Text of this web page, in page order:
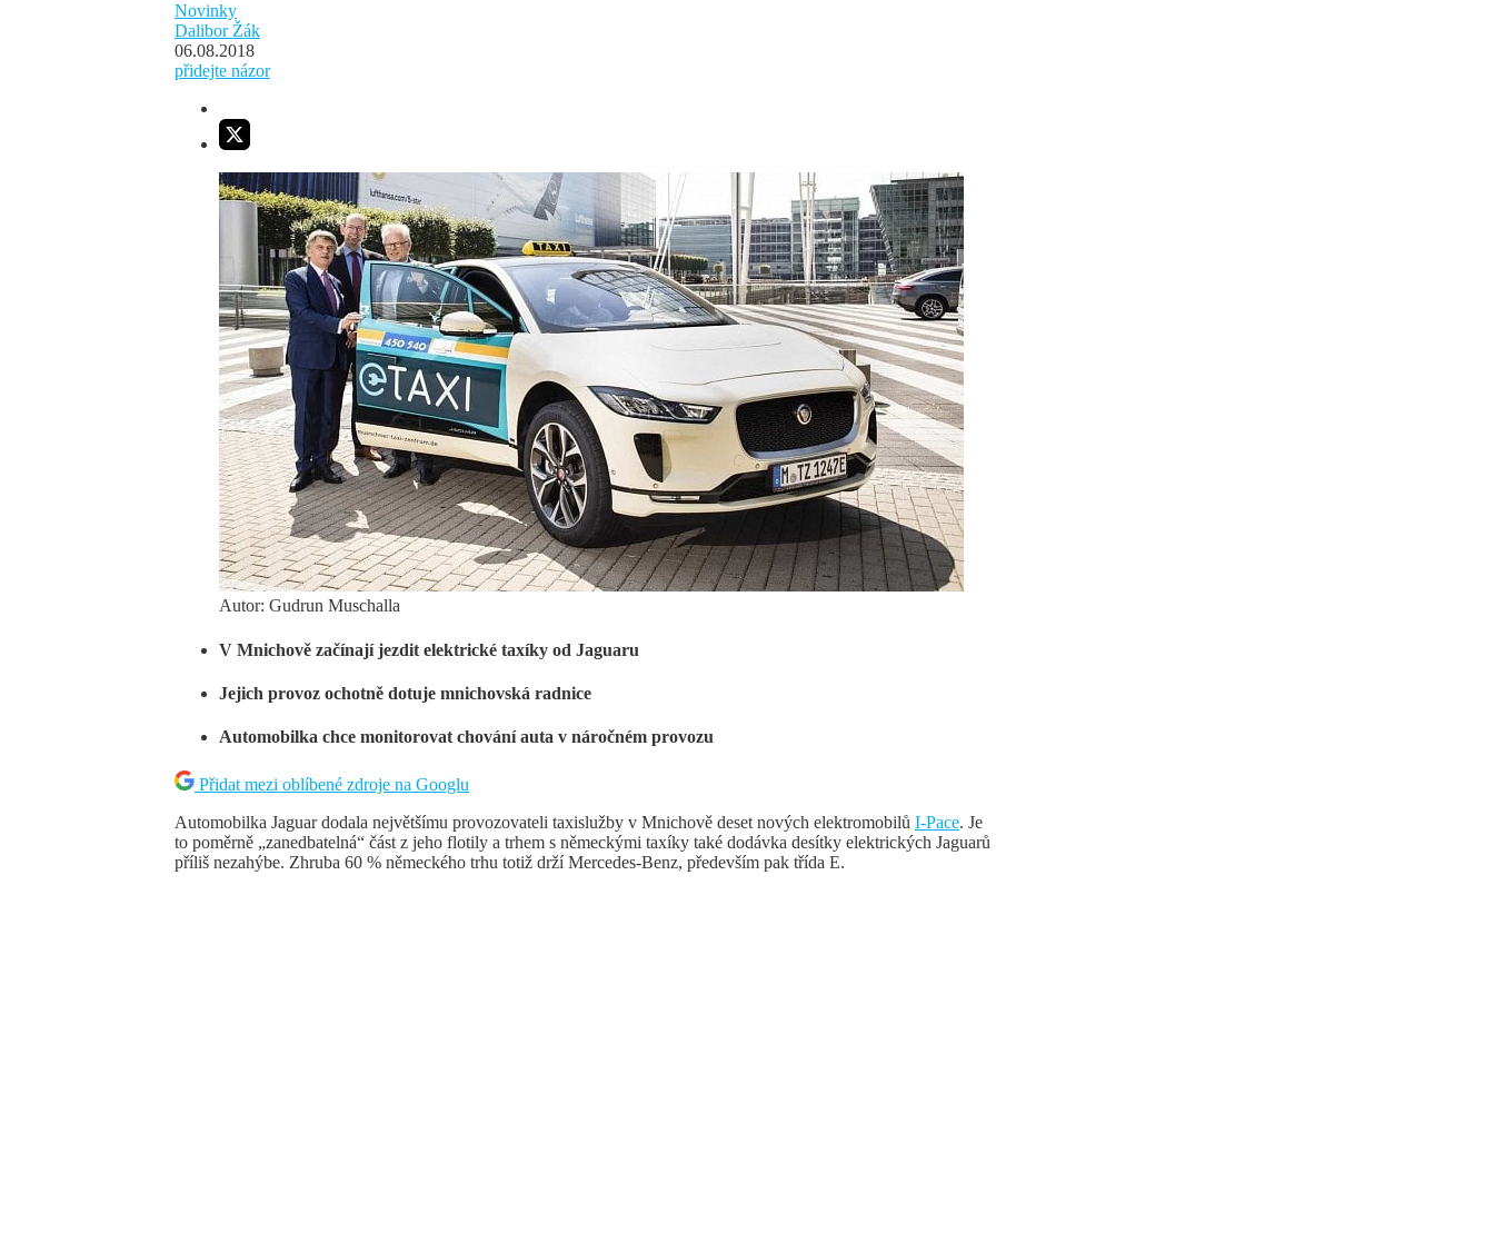
Novinky
Dalibor Žák
06.08.2018
přidejte názor
Autor: Gudrun Muschalla
V Mnichově začínají jezdit elektrické taxíky od Jaguaru
Jejich provoz ochotně dotuje mnichovská radnice
Automobilka chce monitorovat chování auta v náročném provozu
Přidat mezi oblíbené zdroje na Googlu
Automobilka Jaguar dodala největšímu provozovateli taxislužby v Mnichově deset nových elektromobilů I-Pace. Je
to poměrně „zanedbatelná“ část z jeho flotily a trhem s německými taxíky také dodávka desítky elektrických Jaguarů
příliš nezahýbe. Zhruba 60 % německého trhu totiž drží Mercedes-Benz, především pak třída E.